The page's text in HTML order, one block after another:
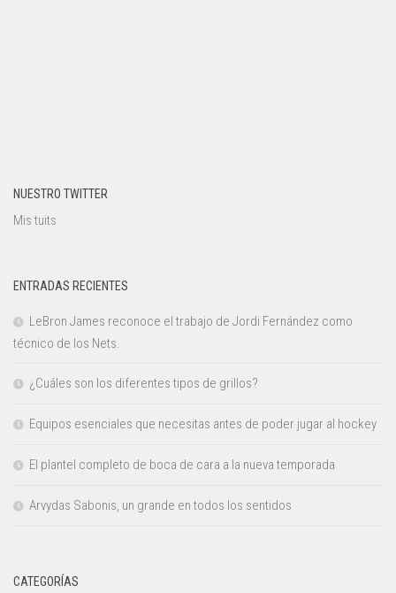
NUESTRO TWITTER
Mis tuits
ENTRADAS RECIENTES
LeBron James reconoce el trabajo de Jordi Fernández como
técnico de los Nets.
¿Cuáles son los diferentes tipos de grillos?
Equipos esenciales que necesitas antes de poder jugar al hockey
El plantel completo de boca de cara a la nueva temporada
Arvydas Sabonis, un grande en todos los sentidos
CATEGORÍAS